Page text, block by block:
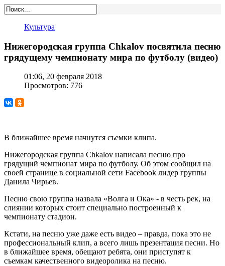
Культура
Нижегородская группа Chkalov посвятила песню
грядущему чемпионату мира по футболу (видео)
01:06, 20 февраля 2018
Просмотров: 776
В ближайшее время начнутся съемки клипа.
Нижегородская группа Chkalov написала песню про
грядущий чемпионат мира по футболу. Об этом сообщил на
своей странице в социальной сети Facebook лидер группы
Данила Чирьев.
Песню свою группа назвала «Волга и Ока» - в честь рек, на
слиянии которых стоит специально построенный к
чемпионату стадион.
Кстати, на песню уже даже есть видео – правда, пока это не
профессиональный клип, а всего лишь презентация песни. Но
в ближайшее время, обещают ребята, они приступят к
съемкам качественного видеоролика на песню.